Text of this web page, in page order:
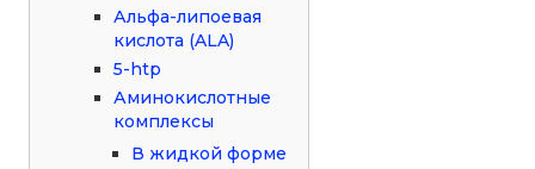
Альфа-липоевая
кислота (ALA)
5-htp
Аминокислотные
комплексы
В жидкой форме